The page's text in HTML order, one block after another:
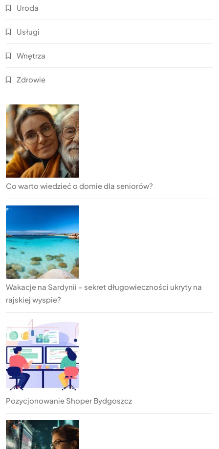
Uroda
Usługi
Wnętrza
Zdrowie
Co warto wiedzieć o domie dla seniorów?
Wakacje na Sardynii – sekret długowieczności ukryty na
rajskiej wyspie?
Pozycjonowanie Shoper Bydgoszcz